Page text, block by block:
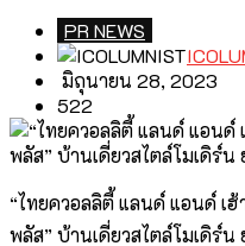
PR NEWS
มิถุนายน 28, 2023
522
“ไทยควอลลิตี้ แลนด์ แอนด์ เ
พลัส” บ้านเดี่ยวสไตล์โมเดิร์